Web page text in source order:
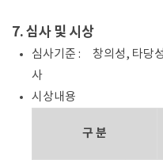
7. 심사 및 시상
심사기준 : 창의성, 타당
사
시상내용
구 분